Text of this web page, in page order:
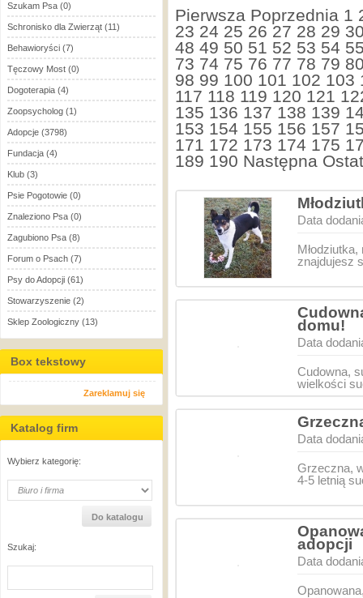
Szukam Psa (0)
Schronisko dla Zwierząt (11)
Behawioryści (7)
Tęczowy Most (0)
Dogoterapia (4)
Zoopsycholog (1)
Adopcje (3798)
Fundacja (4)
Klub (3)
Psie Pogotowie (0)
Znaleziono Psa (0)
Zagubiono Psa (8)
Forum o Psach (7)
Psy do Adopcji (61)
Stowarzyszenie (2)
Sklep Zoologiczny (13)
Box tekstowy
Zareklamuj się
Katalog firm
Wybierz kategorię:
Szukaj:
Pierwsza Poprzednia 1
23 24 25 26 27 28 29
48 49 50 51 52 53 54
73 74 75 76 77 78 79
98 99 100 101 102 103
117 118 119 120 121
135 136 137 138 139
153 154 155 156 157
171 172 173 174 175
189 190 Następna
Data
znajdujesz
domu!
Data
Cudowna,
wielkości
Data
Grzeczna,
4-5 letnią
adopcji
Data